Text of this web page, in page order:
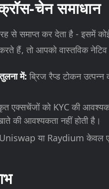
चेन समाधान
से समाप्त कर देता है - इसमें
हैं, तो आपको वास्तविक नेटिव
में: ब्रिज रैप्ड टोकन
एक्सचेंजों को KYC की
की आवश्यकता नहीं होती है।
Uniswap या Raydium केवल